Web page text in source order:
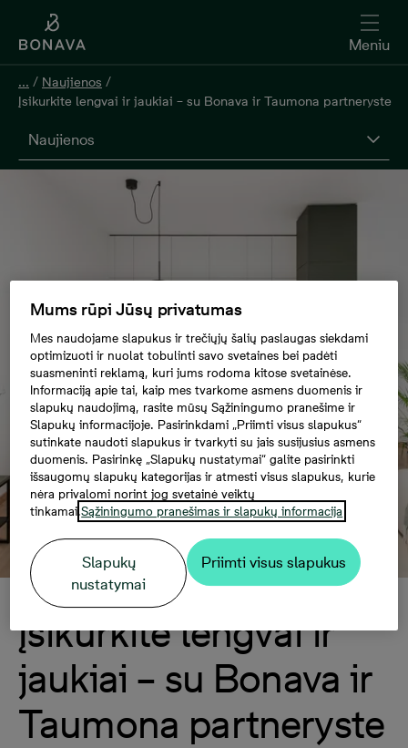
Meniu
... / Naujienos /
Įsikurkite lengvai ir jaukiai – su Bonava ir Taumona partneryste
Naujienos
Įsikurkite lengvai ir
jaukiai – su Bonava ir
Taumona partneryste
Mums rūpi Jūsų privatumas
Mes naudojame slapukus ir trečiųjų šalių paslaugas siekdami
optimizuoti ir nuolat tobulinti savo svetaines bei padėti
suasmeninti reklamą, kuri jums rodoma kitose svetainėse.
Informaciją apie tai, kaip mes tvarkome asmens duomenis ir
slapukų naudojimą, rasite mūsų Sąžiningumo pranešime ir
Slapukų informacijoje. Pasirinkdami „Priimti visus slapukus“
sutinkate naudoti slapukus ir tvarkyti su jais susijusius asmens
duomenis. Pasirinkę „Slapukų nustatymai“ galite pasirinkti
išsaugomų slapukų kategorijas ir atmesti visus slapukus, kurie
nėra privalomi norint jog svetainė veiktų
tinkamai.Sąžiningumo pranešimas ir slapukų informacija
Slapukų
nustatymai
Priimti visus slapukus